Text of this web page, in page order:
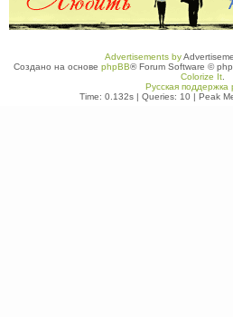
Advertisements by
Создано на основе phpBB® Forum Software ©
Colorize It.
Русская поддержка
Time: 0.132s| Queries: 10| Peak